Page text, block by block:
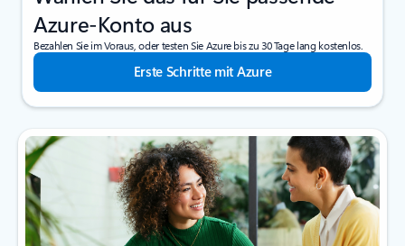
Azure-Konto aus
Bezahlen Sie im Voraus, oder testen Sie Azure bis zu 30 Tage lang kostenlos.
Erste Schritte mit Azure